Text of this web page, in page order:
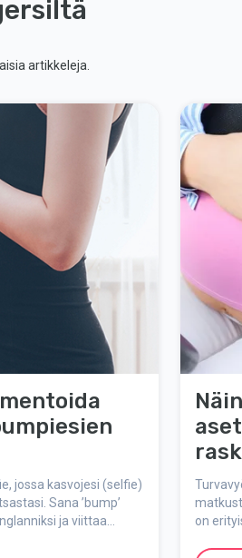
artikkeleja.
jossa kasvojesi (selfie)
Sana ’bump’
ja viittaa
on